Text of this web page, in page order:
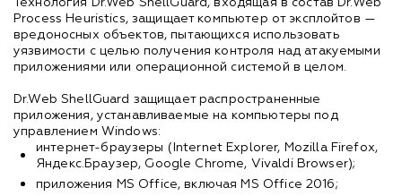
Технология Dr.Web ShellGuard, входящая в состав Dr.Web
Process Heuristics, защищает компьютер от эксплойтов —
вредоносных объектов, пытающихся использовать
уязвимости с целью получения контроля над атакуемыми
приложениями или операционной системой в целом.
Dr.Web ShellGuard защищает распространенные
приложения, устанавливаемые на компьютеры под
управлением Windows:
интернет-браузеры (Internet Explorer, Mozilla Firefox,
Яндекс.Браузер, Google Chrome, Vivaldi Browser);
приложения MS Office, включая MS Office 2016;